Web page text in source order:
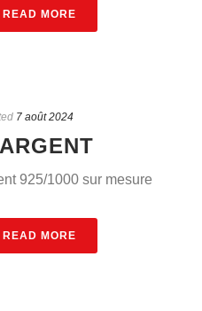
READ MORE
7 août 2024
925/1000 sur mesure
READ MORE